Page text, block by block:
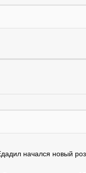
начался новый